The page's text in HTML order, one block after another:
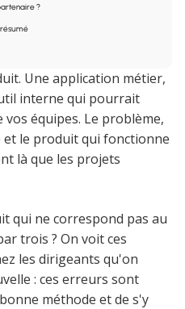
?
Une application métier,
interne qui pourrait
équipes. Le problème,
le produit qui fonctionne
là que les projets
qui ne correspond pas au
trois ? On voit ces
les dirigeants qu'on
: ces erreurs sont
méthode et de s'y